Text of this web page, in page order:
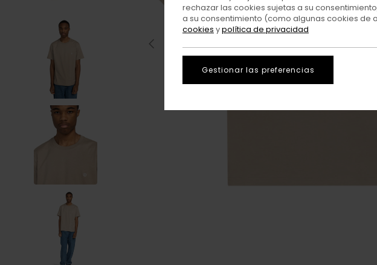
rechazar las cookies sujetas a su
a su consentimiento (como algunas cookies de
cookies ypolítica de privacidad
Gestionar las preferencias